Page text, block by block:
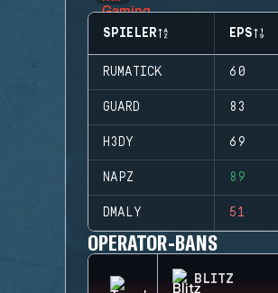
SPIELER EPS
RUMATICK 60
GUARD 83
H3DY 69
NAPZ 89
DMALY 51
OPERATOR-BANS
BLITZ